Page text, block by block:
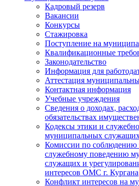
Кадровый резерв
Вакансии
Конкурсы
Стажировка
Поступление на
Квалификационные
Законодательство
Информация для
Аттестация
Контактная информация
Учебные учреждения
Сведения о доходах,
обязательствах
Кодексы этики и
муниципальных служащих
Комиссии по соблюдению
служебному поведению
служащих и
интересов ОМС г. Кургана
Конфликт интересов на